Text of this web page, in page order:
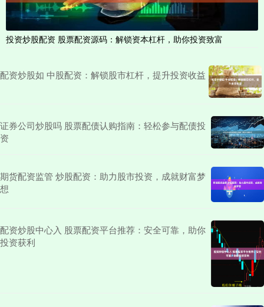
投资炒股配资 股票配资源码：解锁资本杠杆，助你投资致富
配资炒股如 中股配资：解锁股市杠杆，提升投资收益
证券公司炒股吗 股票配债认购指南：轻松参与配债投
资
期货配资监管 炒股配资：助力股市投资，成就财富梦
想
配资炒股中心入 股票配资平台推荐：安全可靠，助你
投资获利